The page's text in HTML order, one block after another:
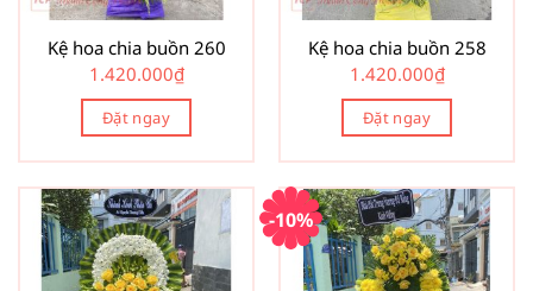
Kệ hoa chia buồn 260
1.420.000₫
Đặt ngay
Kệ hoa chia buồn 258
1.420.000₫
Đặt ngay
-10%